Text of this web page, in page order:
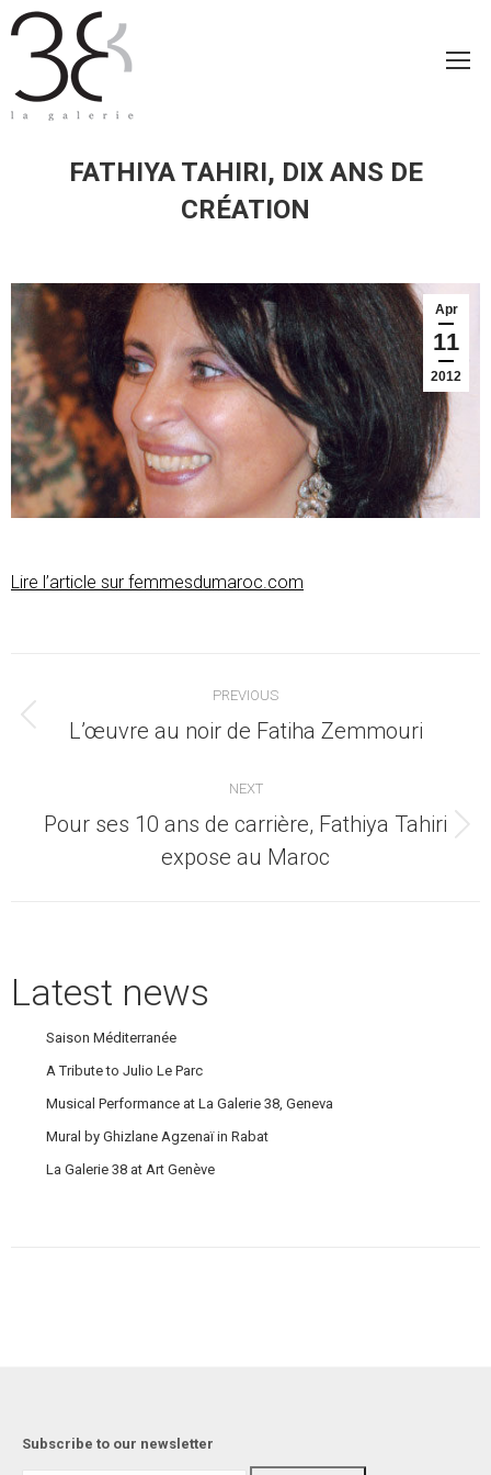
FATHIYA TAHIRI, DIX ANS DE
CRÉATION
Apr
11
2012
Lire l’article sur femmesdumaroc.com
navigation
PREVIOUS
Previous
L’œuvre au noir de Fatiha Zemmouri
NEXT
Next
post:
Pour ses 10 ans de carrière, Fathiya Tahiri
expose au Maroc
Latest news
Saison Méditerranée
A Tribute to Julio Le Parc
Musical Performance at La Galerie 38, Geneva
Mural by Ghizlane Agzenaï in Rabat
La Galerie 38 at Art Genève
Subscribe to our newsletter